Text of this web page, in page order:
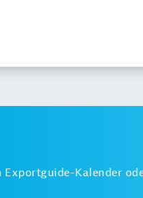
Kalender